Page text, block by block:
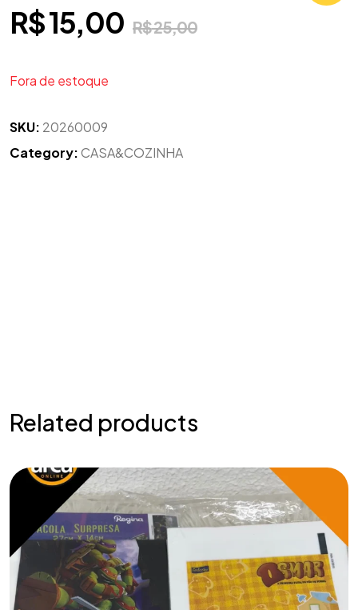
R$25,00
R$15,00
Fora de estoque
SKU: 20260009
Category:CASA&COZINHA
Related products